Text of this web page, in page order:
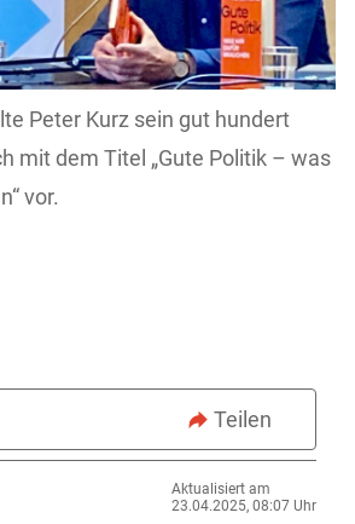
Peter Kurz sein gut hundert
mit dem Titel „Gute Politik – was
vor.
Teilen
Aktualisiert am
23.04.2025, 08:07 Uhr